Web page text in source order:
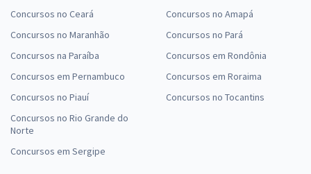
Concursos no Ceará
Concursos no Maranhão
Concursos na Paraíba
Concursos em Pernambuco
Concursos no Piauí
Concursos no Rio Grande do
Norte
Concursos em Sergipe
Concursos no Amapá
Concursos no Pará
Concursos em Rondônia
Concursos em Roraima
Concursos no Tocantins